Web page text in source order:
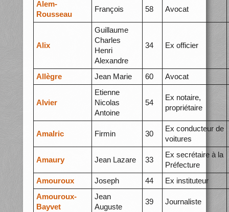
Alem-
Rousseau
François 58 Avocat
Alix
Guillaume
Charles
Henri
Alexandre
34 Ex officier
Allègre Jean Marie 60 Avocat
Alvier
Etienne
Nicolas
Antoine
54
Ex notaire,
propriétaire
Amalric Firmin 30
Ex conducteur de
voitures
Amaury Jean Lazare 33
Ex secrétaire à la
Préfecture
Amouroux
Joseph 44
Ex instituteur
Amouroux-
Bayvet
Jean
Auguste
39 Journaliste